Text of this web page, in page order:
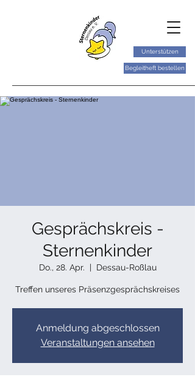
Unterstützen
Begleitheft bestellen
Gesprächskreis -
Sternenkinder
Do., 28. Apr.
  |
Dessau-Roßlau
Treffen unseres Präsenzgesprächskreises
Anmeldung abgeschlossen
Veranstaltungen ansehen